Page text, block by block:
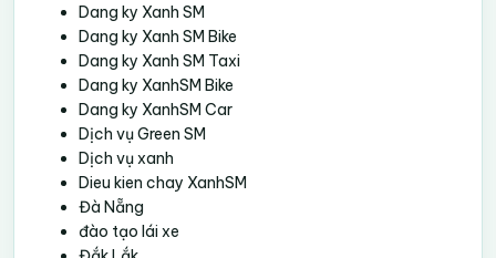
Dang ky Xanh SM
Dang ky Xanh SM Bike
Dang ky Xanh SM Taxi
Dang ky XanhSM Bike
Dang ky XanhSM Car
Dịch vụ Green SM
Dịch vụ xanh
Dieu kien chay XanhSM
Đà Nẵng
đào tạo lái xe